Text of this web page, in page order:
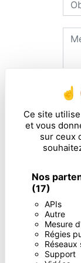
Ce site
et vous
sur ceux
Nos
(17)
APIs
Autre
Mesure
Régies
Réseaux
Support
**